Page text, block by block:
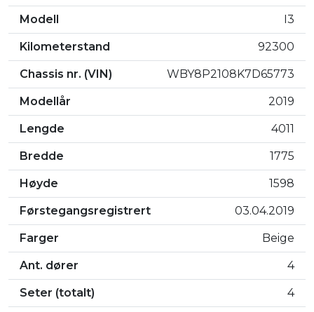
Høydepunkter:
-120 Ah batteripakke
-Navigasjonssystem
-ConnectedDrive
-Comfort Package
-Advanced Driving
-Assistant Plus med adaptiv cruisekontroll og
køassistent
-Parkeringspakke med ryggekamera og Park Assist
Varmepumpe for optimal effektivitet i kaldt klima
DAB+ radio
-Automatisk klimaanlegg
-Setevarme foran
-Solbeskyttende glass Jucaro Beige Metallic lakk 20"
BMW i-felger Double Spoke 430
Modell I3
Kilometerstand 92300
Chassis nr. (VIN) WBY8P2108K7D65773
Modellår 2019
Lengde 4011
Bredde 1775
Høyde 1598
Førstegangsregistrert 03.04.2019
Farger Beige
Ant. dører 4
Seter (totalt) 4